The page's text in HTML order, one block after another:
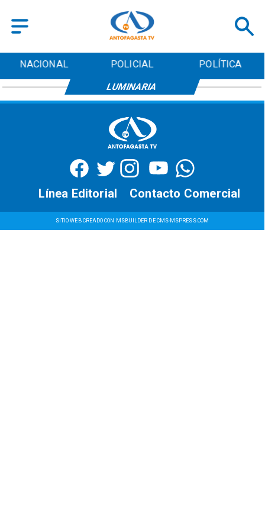
NACIONAL POLICIAL POLÍTICA
LUMINARIA
SITIO WEB CREADO CON MSBUILDER DE CMS-MSPRESS.COM
Contacto Comercial
Línea Editorial